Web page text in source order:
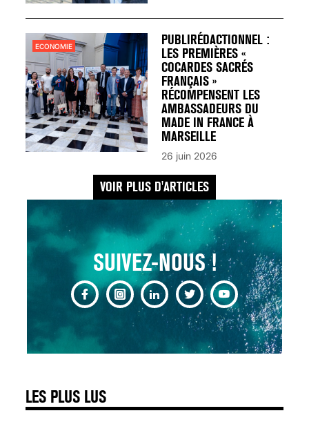
PUBLIRÉDACTIONNEL :
LES PREMIÈRES «
COCARDES SACRÉS
FRANÇAIS »
RÉCOMPENSENT LES
AMBASSADEURS DU
MADE IN FRANCE À
MARSEILLE
ECONOMIE
26 juin 2026
VOIR PLUS D'ARTICLES
SUIVEZ-NOUS !
LES PLUS LUS
30 mai 2023
SCANNER, IRM, RADIO,
POUR TOUTES LES
MALADIES
18 juil 2022
INSUFFISANCE
CARDIAQUE : LES
SIGNAUX D’ALERTE
AVANT… LA MORT
25 août 2024